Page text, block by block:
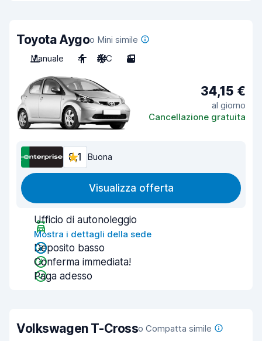
Toyota Aygoo Mini simile
Manuale
4 A/C 3
34,15 €
al giorno
Cancellazione gratuita
8,1 Buona
Visualizza offerta
Ufficio di autonoleggio
Mostra i dettagli della sede
Deposito basso
Conferma immediata!
Paga adesso
Volkswagen T-Crosso Compatta simile